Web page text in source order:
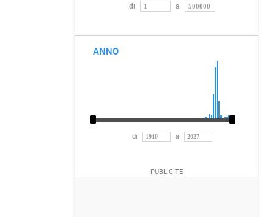
di a
ANNO